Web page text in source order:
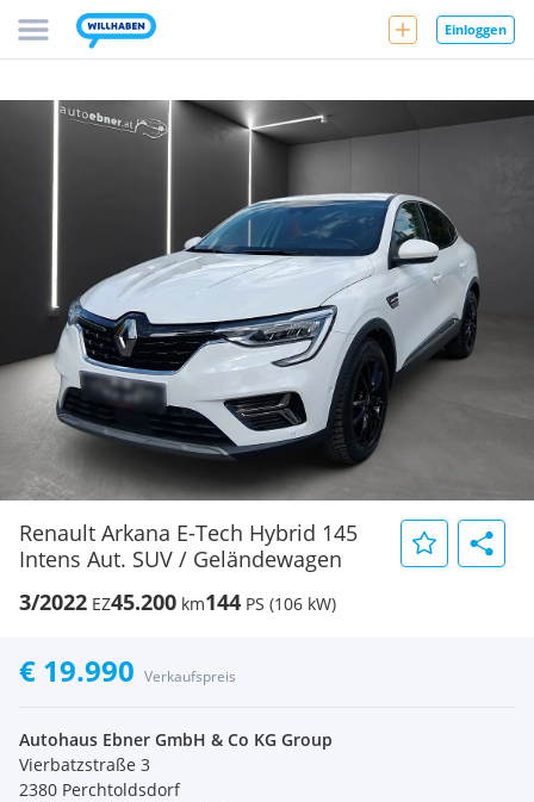
Einloggen
Renault Arkana E-Tech Hybrid 145
Intens Aut. SUV / Geländewagen
3/2022 EZ45.200 km144 PS (106 kW)
€ 19.990 Verkaufspreis
Autohaus Ebner GmbH & Co KG Group
Vierbatzstraße 3
2380 Perchtoldsdorf